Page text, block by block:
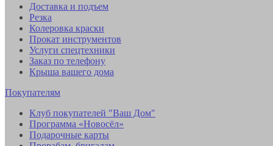
Доставка и подъем
Резка
Колеровка краски
Прокат инструментов
Услуги спецтехники
Заказ по телефону
Крыша вашего дома
Покупателям
Клуб покупателей "Ваш Дом"
Программа «Новосёл»
Подарочные карты